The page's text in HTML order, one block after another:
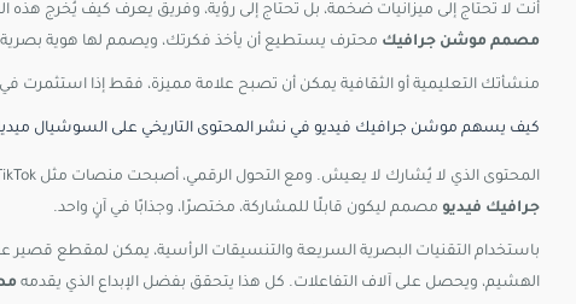
أنت لا تحتاج إلى ميزانيات ضخمة، بل تحتاج إلى رؤية، وفريق يعرف كيف يُخرج هذه
مصمم موشن جرافيك محترف يستطيع أن يأخذ فكرتك، ويصمم لها هوية
منشأتك التعليمية أو الثقافية يمكن أن تصبح علامة مميزة، فقط إذا استثمرت في
كيف يسهم موشن جرافيك فيديو في نشر المحتوى التاريخي على السوشيال
المحتوى الذي لا يُشارك لا يعيش. ومع التحول الرقمي، أصبحت منصات مثل TikTok وInstagram وYouTube ساحات رئيسية لنشر الثقافة والمعرفة.
جرافيك فيديو مصمم ليكون قابلًا للمشاركة، مختصرًا، وجذابًا في آنٍ واحد.
باستخدام التقنيات البصرية السريعة والتنسيقات الرأسية، يمكن لمقطع قصير
الهشيم، ويحصل على آلاف التفاعلات. كل هذا يتحقق بفضل الإبداع الذي يقدمه